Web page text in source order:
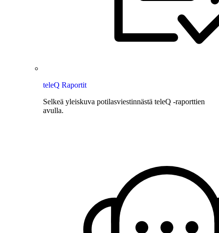
teleQ Raportit
Selkeä yleiskuva potilasviestinnästä teleQ -raporttien
avulla.